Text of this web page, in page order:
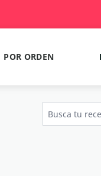
POR ORDEN